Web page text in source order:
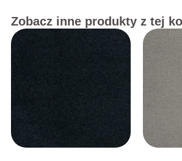
Zobacz inne produkty z tej